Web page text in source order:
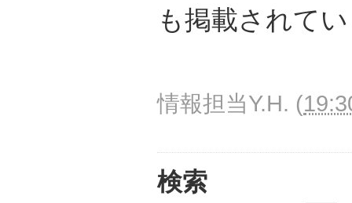
も掲載されて
情報担当Y.H. (
検索